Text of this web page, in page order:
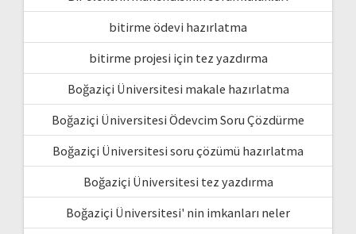
bitirme ödevi hazırlatma
bitirme projesi için tez yazdırma
Boğaziçi Üniversitesi makale hazırlatma
Boğaziçi Üniversitesi Ödevcim Soru Çözdürme
Boğaziçi Üniversitesi soru çözümü hazırlatma
Boğaziçi Üniversitesi tez yazdırma
Boğaziçi Üniversitesi' nin imkanları neler